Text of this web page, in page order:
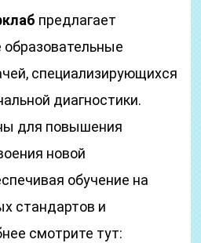
предлагает
специализирующихся
диагностики.
для повышения
новой
обучение на
стандартов и
смотрите тут: